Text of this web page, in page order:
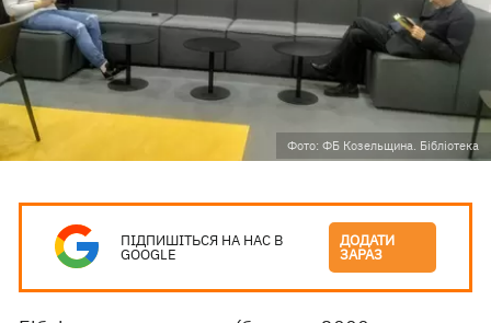
Фото: ФБ Козельщина. Бібліотека
ПІДПИШІТЬСЯ НА НАС В
GOOGLE
ДОДАТИ
ЗАРАЗ